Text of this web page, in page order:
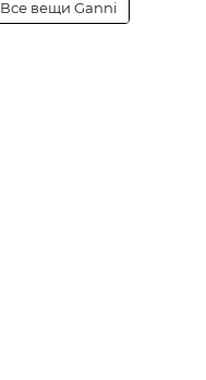
Все вещи Ganni